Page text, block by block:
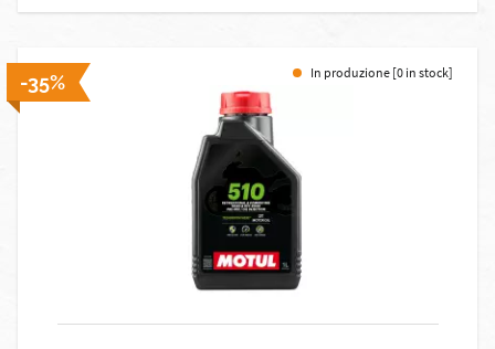
-35% In produzione [0 in stock]